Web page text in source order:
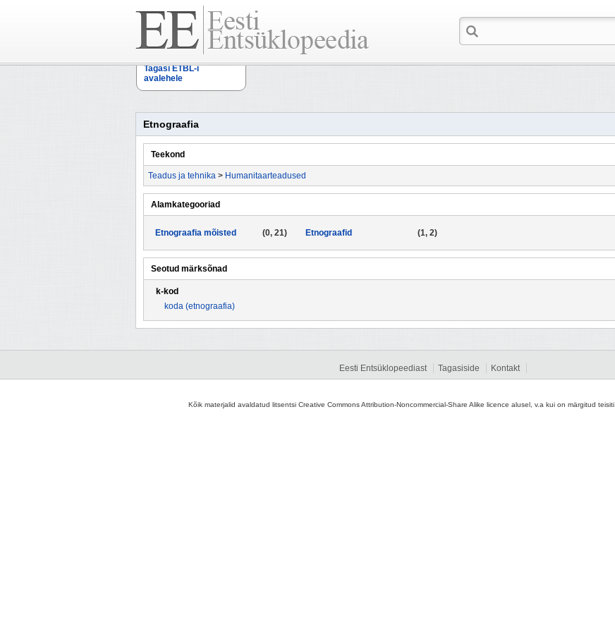
Tagasi ETBL-i
avalehele
Etnograafia
Teekond
Teadus ja tehnika > Humanitaarteadused
Alamkategooriad
(0, 21)
Etnograafia mõisted (1, 2)
Etnograafid
Seotud märksõnad
k-kod
koda (etnograafia)
Eesti Entsüklopeediast Tagasiside Kontakt
Kõik materjalid avaldatud litsentsi Creative Commons Attribution-Noncommercial-Share Alike licence alusel, v.a kui on märgitud teisiti.